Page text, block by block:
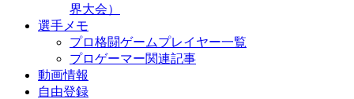
界大会）
選手メモ
プロ格闘ゲームプレイヤー一覧
プロゲーマー関連記事
動画情報
自由登録